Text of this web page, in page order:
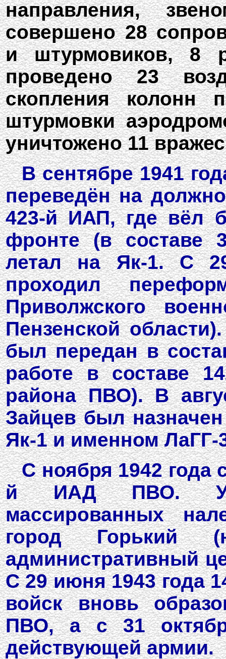
направления,
совершено 28
и штурмовиков, 8
проведено 23
скопления колонн
штурмовки
уничтожено 11
В сентябре 1941
переведён на
423-й ИАП, где вёл
фронте (в
летал на Як-1. С
проходил
Приволжского
Пензенской
был передан в
работе в составе
района ПВО). В
Зайцев был
Як-1 и именном ЛаГГ-
С ноября 1942 года
й ИАД ПВО.
массированных
город Горький
административный
С 29 июня 1943 года
войск вновь
ПВО, а с 31
действующей армии.